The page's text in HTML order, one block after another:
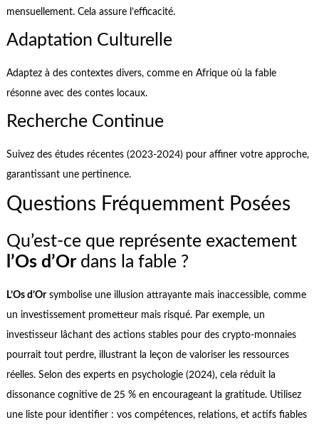
mensuellement. Cela assure l’efficacité.
Adaptation Culturelle
Adaptez à des contextes divers, comme en Afrique où la fable
résonne avec des contes locaux.
Recherche Continue
Suivez des études récentes (2023-2024) pour affiner votre approche,
garantissant une pertinence.
Questions Fréquemment Posées
Qu’est-ce que représente exactement
l’Os d’Ordans la fable ?
L’Os d’Orsymbolise une illusion attrayante mais inaccessible, comme
un investissement prometteur mais risqué. Par exemple, un
investisseur lâchant des actions stables pour des crypto-monnaies
pourrait tout perdre, illustrant la leçon de valoriser les ressources
réelles. Selon des experts en psychologie (2024), cela réduit la
dissonance cognitive de 25 % en encourageant la gratitude. Utilisez
une liste pour identifier : vos compétences, relations, et actifs fiables